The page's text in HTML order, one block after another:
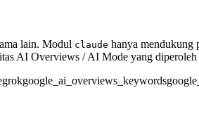
lain. Modul claude hanya mendukung
AI Overviews / AI Mode yang
grokgoogle_ai_overviews_keywords